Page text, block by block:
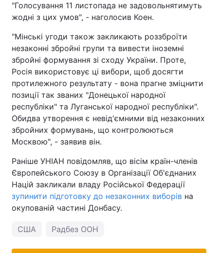
"Голосування 11 листопада не задовольнятимуть
жодні з цих умов", - наголосив Коен.
"Мінські угоди також закликають роззброїти
незаконні збройні групи та вивести іноземні
збройні формування зі сходу України. Проте,
Росія використовує ці вибори, щоб досягти
протилежного результату - вона прагне зміцнити
позиції так званих "Донецької народної
республіки" та Луганської народної республіки".
Обидва утворення є невід'ємними від незаконних
збройних формувань, що контролюються
Москвою", - заявив він.
Раніше УНІАН повідомляв, що вісім країн-членів
Європейського Союзу в Організації Об'єднаних
Націй закликали владу Російської Федерації
зупинити підготовку до незаконних виборів на
окупованій частині Донбасу.
США Радбез ООН